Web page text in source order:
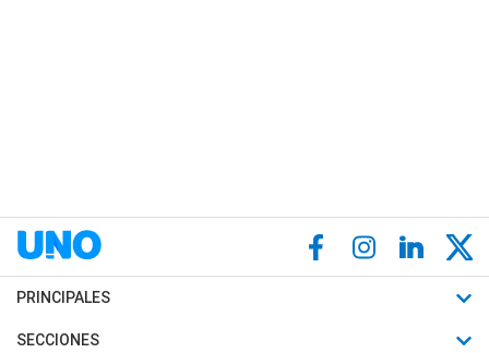
PRINCIPALES
Últimas Noticias
SECCIONES